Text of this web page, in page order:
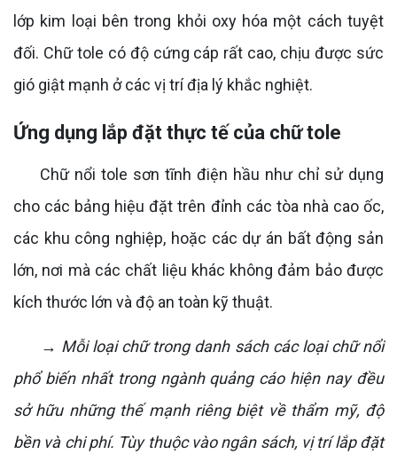
lớp kim loại bên trong khỏi oxy hóa một cách tuyệt
đối. Chữ tole có độ cứng cáp rất cao, chịu được sức
gió giật mạnh ở các vị trí địa lý khắc nghiệt.
Ứng dụng lắp đặt thực tế của chữ tole
Chữ nổi tole sơn tĩnh điện hầu như chỉ sử dụng
cho các bảng hiệu đặt trên đỉnh các tòa nhà cao ốc,
các khu công nghiệp, hoặc các dự án bất động sản
lớn, nơi mà các chất liệu khác không đảm bảo được
kích thước lớn và độ an toàn kỹ thuật.
→ Mỗi loại chữ trong danh sách các loại chữ nổi
phổ biến nhất trong ngành quảng cáo hiện nay đều
sở hữu những thế mạnh riêng biệt về thẩm mỹ, độ
bền và chi phí. Tùy thuộc vào ngân sách, vị trí lắp đặt